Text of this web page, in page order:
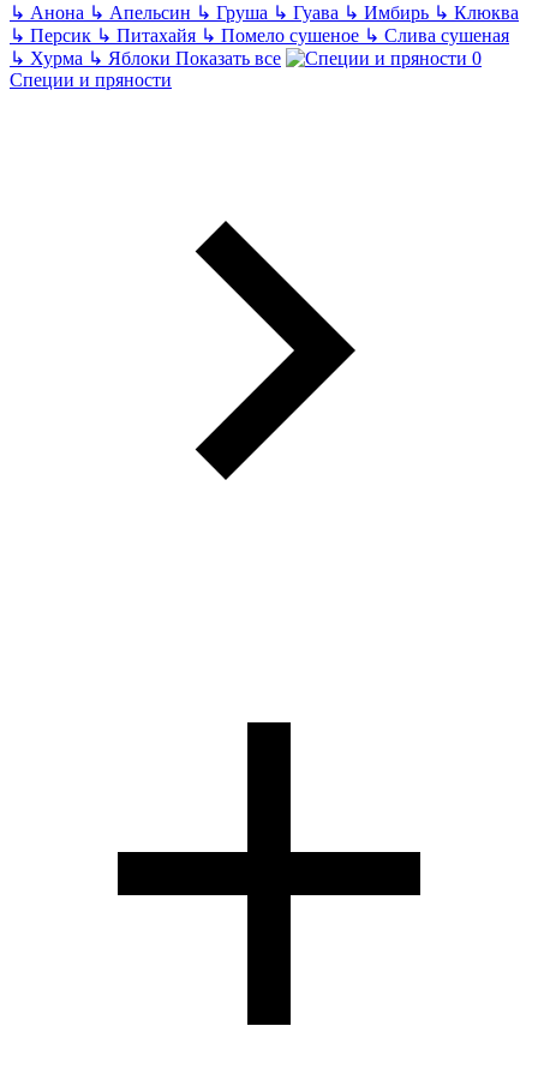
↳ Анона ↳ Апельсин ↳ Груша ↳ Гуава ↳ Имбирь ↳ Клюква
↳ Персик ↳ Питахайя ↳ Помело сушеное ↳ Слива сушеная
↳ Хурма ↳ Яблоки Показать все
Специи и пряности